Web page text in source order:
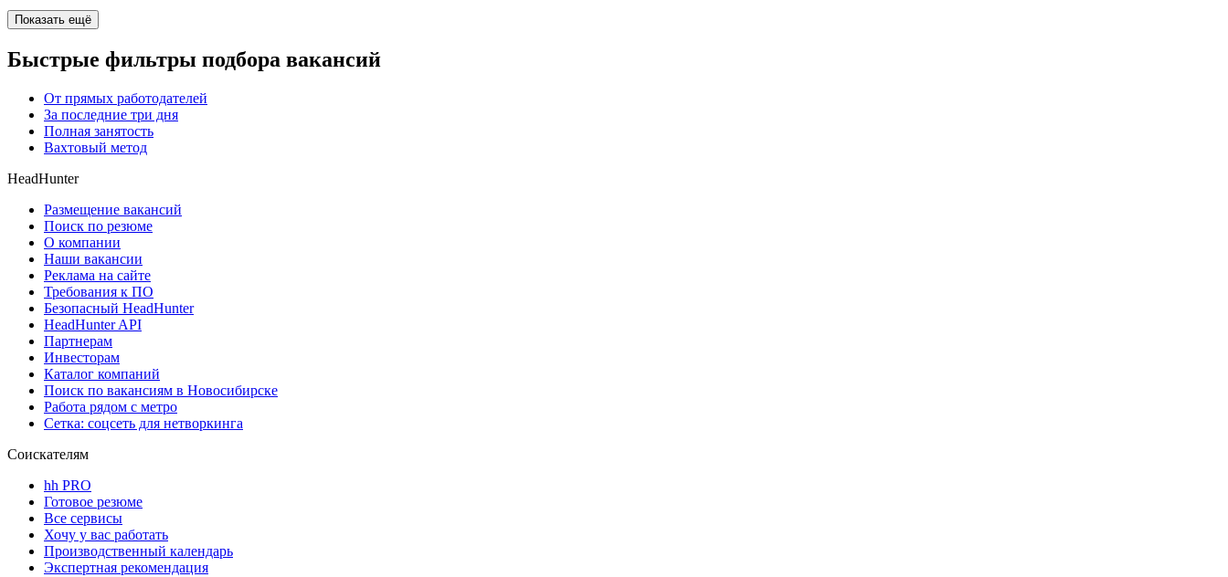
Показать ещё
Быстрые фильтры подбора вакансий
От прямых работодателей
За последние три дня
Полная занятость
Вахтовый метод
HeadHunter
Размещение вакансий
Поиск по резюме
О компании
Наши вакансии
Реклама на сайте
Требования к ПО
Безопасный HeadHunter
HeadHunter API
Партнерам
Инвесторам
Каталог компаний
Поиск по вакансиям в Новосибирске
Работа рядом с метро
Сетка: соцсеть для нетворкинга
Соискателям
hh PRO
Готовое резюме
Все сервисы
Хочу у вас работать
Производственный календарь
Экспертная рекомендация